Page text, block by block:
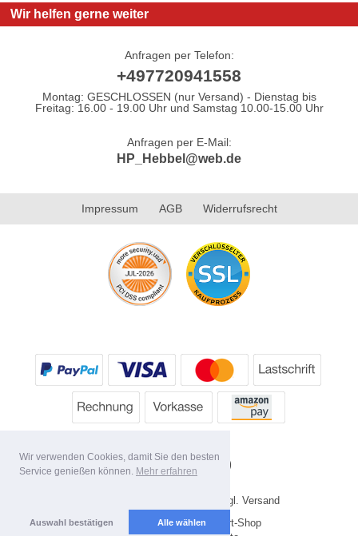
Wir verwenden Cookies, damit Sie den besten
Service genießen können. Mehr erfahren
Auswahl bestätigen Alle wählen
Wir helfen gerne weiter
Anfragen per Telefon:
+497720941558
Montag: GESCHLOSSEN (nur Versand) - Dienstag bis
Freitag: 16.00 - 19.00 Uhr und Samstag 10.00-15.00 Uhr
Anfragen per E-Mail:
HP_Hebbel@web.de
Impressum AGB Widerrufsrecht
* Alle Preise inkl. MwSt. evtl. zzgl. Versand
Copyright 2026 by HP's Sport-Shop